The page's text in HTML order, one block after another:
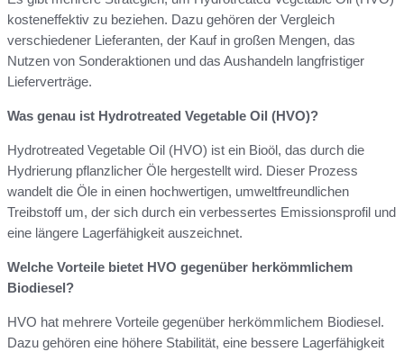
kosteneffektiv zu beziehen. Dazu gehören der Vergleich
verschiedener Lieferanten, der Kauf in großen Mengen, das
Nutzen von Sonderaktionen und das Aushandeln langfristiger
Lieferverträge.
Was genau ist Hydrotreated Vegetable Oil (HVO)?
Hydrotreated Vegetable Oil (HVO) ist ein Bioöl, das durch die
Hydrierung pflanzlicher Öle hergestellt wird. Dieser Prozess
wandelt die Öle in einen hochwertigen, umweltfreundlichen
Treibstoff um, der sich durch ein verbessertes Emissionsprofil und
eine längere Lagerfähigkeit auszeichnet.
Welche Vorteile bietet HVO gegenüber herkömmlichem
Biodiesel?
HVO hat mehrere Vorteile gegenüber herkömmlichem Biodiesel.
Dazu gehören eine höhere Stabilität, eine bessere Lagerfähigkeit